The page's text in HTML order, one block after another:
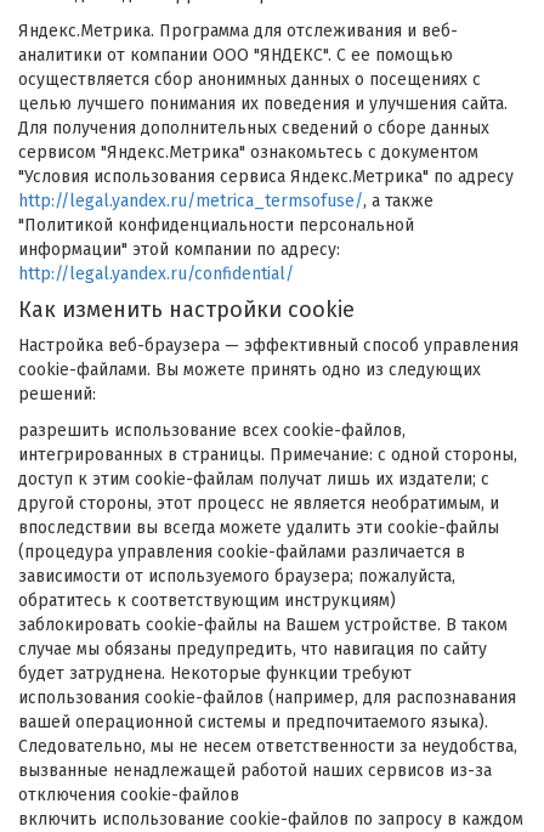
Яндекс.Метрика. Программа для отслеживания и веб-
аналитики от компании ООО "ЯНДЕКС". С ее помощью
осуществляется сбор анонимных данных о посещениях с
целью лучшего понимания их поведения и улучшения сайта.
Для получения дополнительных сведений о сборе данных
сервисом "Яндекс.Метрика" ознакомьтесь с документом
"Условия использования сервиса Яндекс.Метрика" по адресу
http://legal.yandex.ru/metrica_termsofuse/, а также
"Политикой конфиденциальности персональной
информации" этой компании по адресу:
http://legal.yandex.ru/confidential/
Как изменить настройки cookie
Настройка веб-браузера — эффективный способ управления
cookie-файлами. Вы можете принять одно из следующих
решений:
разрешить использование всех cookie-файлов,
интегрированных в страницы. Примечание: с одной стороны,
доступ к этим cookie-файлам получат лишь их издатели; с
другой стороны, этот процесс не является необратимым, и
впоследствии вы всегда можете удалить эти cookie-файлы
(процедура управления cookie-файлами различается в
зависимости от используемого браузера; пожалуйста,
обратитесь к соответствующим инструкциям)
заблокировать cookie-файлы на Вашем устройстве. В таком
случае мы обязаны предупредить, что навигация по сайту
будет затруднена. Некоторые функции требуют
использования cookie-файлов (например, для распознавания
вашей операционной системы и предпочитаемого языка).
Следовательно, мы не несем ответственности за неудобства,
вызванные ненадлежащей работой наших сервисов из-за
отключения cookie-файлов
включить использование cookie-файлов по запросу в каждом